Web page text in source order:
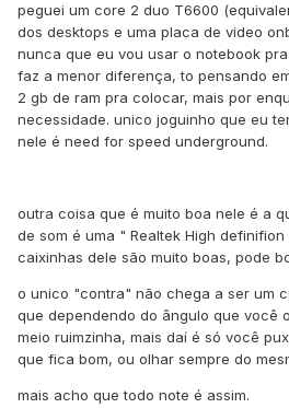
peguei um core 2 duo T6600
dos desktops e uma placa de video
nunca que eu vou usar o notebook
faz a menor diferença, to pensando
2 gb de ram pra colocar, mais por
necessidade. unico joguinho que eu
nele é need for speed underground.
outra coisa que é muito boa nele é a
de som é uma " Realtek High
caixinhas dele são muito boas, pode
o unico "contra" não chega a ser um
que dependendo do ângulo que você
meio ruimzinha, mais daí é só você
que fica bom, ou olhar sempre do
mais acho que todo note é assim.